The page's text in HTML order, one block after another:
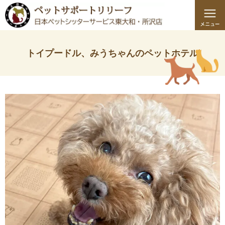
トイプードル、みうちゃんのペットホテル